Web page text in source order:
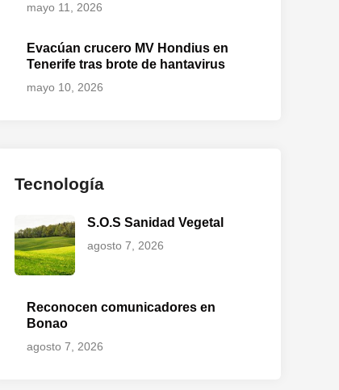
mayo 11, 2026
Evacúan crucero MV Hondius en
Tenerife tras brote de hantavirus
mayo 10, 2026
Tecnología
S.O.S Sanidad Vegetal
agosto 7, 2026
Reconocen comunicadores en
Bonao
agosto 7, 2026